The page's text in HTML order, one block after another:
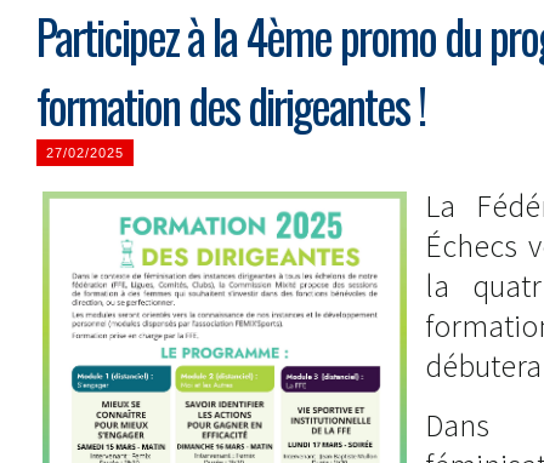
Participez à la 4ème promo du
formation des dirigeantes !
27/02/2025
La
Échecs
la
Dans